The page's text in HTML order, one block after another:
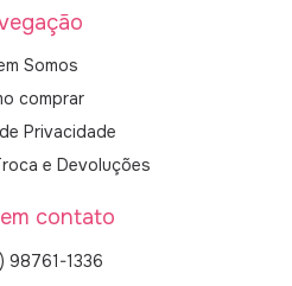
Somos
comprar
Privacidade
e Devoluções
contato
98761-1336